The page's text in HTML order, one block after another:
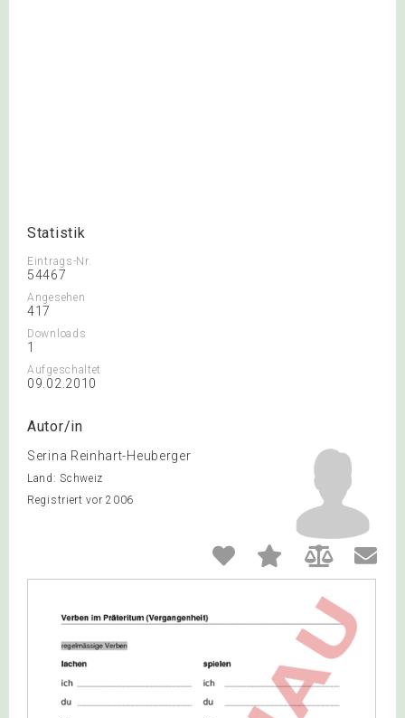
Statistik
Eintrags-Nr.
54467
Angesehen
417
Downloads
1
Aufgeschaltet
09.02.2010
Autor/in
Serina Reinhart-Heuberger
Land: Schweiz
Registriert vor 2006